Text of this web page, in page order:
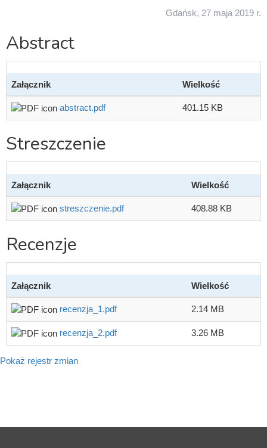
Gdańsk, 27 maja 2019 r.
Abstract
Załącznik Wielkość
abstract.pdf 401.15 KB
Streszczenie
Załącznik Wielkość
streszczenie.pdf 408.88 KB
Recenzje
Załącznik Wielkość
recenzja_1.pdf 2.14 MB
recenzja_2.pdf 3.26 MB
Pokaż rejestr zmian